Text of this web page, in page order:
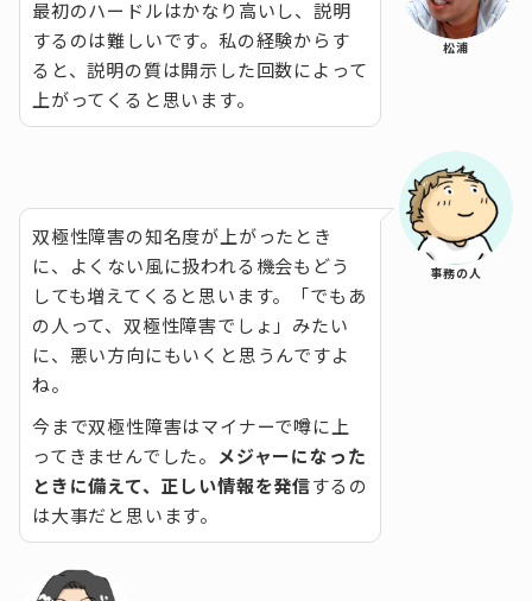
最初のハードルはかなり高いし、説明
するのは難しいです。私の経験からす
ると、説明の質は開示した回数によって
上がってくると思います。
松浦
双極性障害の知名度が上がったとき
に、よくない風に扱われる機会もどう
しても増えてくると思います。「でもあ
の人って、双極性障害でしょ」みたい
に、悪い方向にもいくと思うんですよ
ね。
今まで双極性障害はマイナーで噂に上
ってきませんでした。 メジャーになった
ときに備えて、正しい情報を発信するの
は大事だと思います。
事務の人